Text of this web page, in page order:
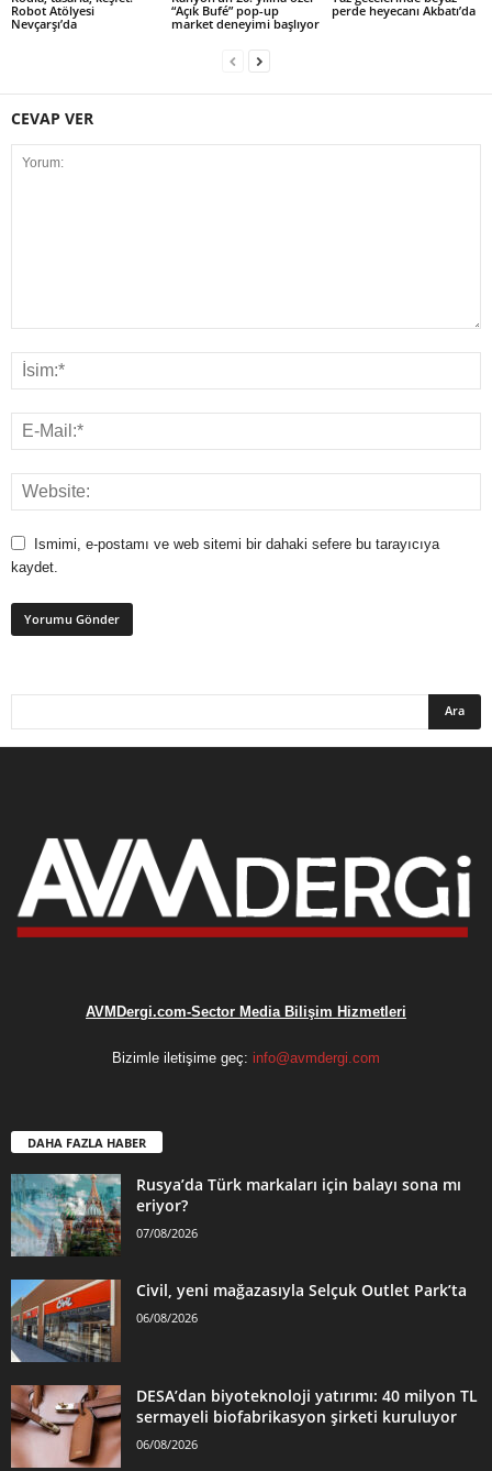
Robot Atölyesi
Nevçarşı’da
“Açık Bufé” pop-up
market deneyimi başlıyor
perde heyecanı Akbatı’da
CEVAP VER
Ismimi, e-postamı ve web sitemi bir dahaki sefere bu tarayıcıya
kaydet.
AVMDergi.com-Sector Media Bilişim Hizmetleri
Bizimle iletişime geç: info@avmdergi.com
DAHA FAZLA HABER
Rusya’da Türk markaları için balayı sona mı
eriyor?
07/08/2026
Civil, yeni mağazasıyla Selçuk Outlet Park’ta
06/08/2026
DESA’dan biyoteknoloji yatırımı: 40 milyon TL
sermayeli biofabrikasyon şirketi kuruluyor
06/08/2026